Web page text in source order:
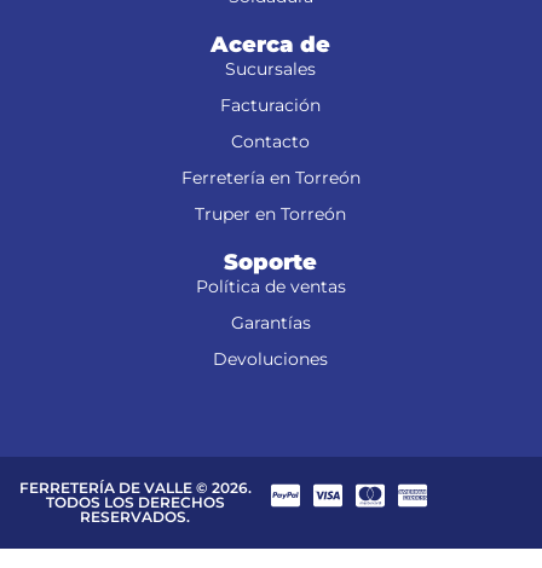
Acerca de
Sucursales
Facturación
Contacto
Ferretería en Torreón
Truper en Torreón
Soporte
Política de ventas
Garantías
Devoluciones
FERRETERÍA DE VALLE © 2026.
TODOS LOS DERECHOS
RESERVADOS.